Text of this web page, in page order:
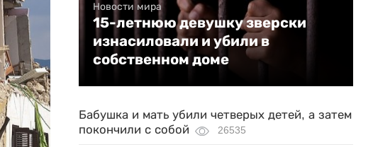
Новости мира
15-летнюю девушку зверски
изнасиловали и убили в
собственном доме
Бабушка и мать убили четверых детей, а затем
покончили с собой
26535